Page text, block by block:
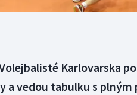
Karlovarska
a vedou tabulku s